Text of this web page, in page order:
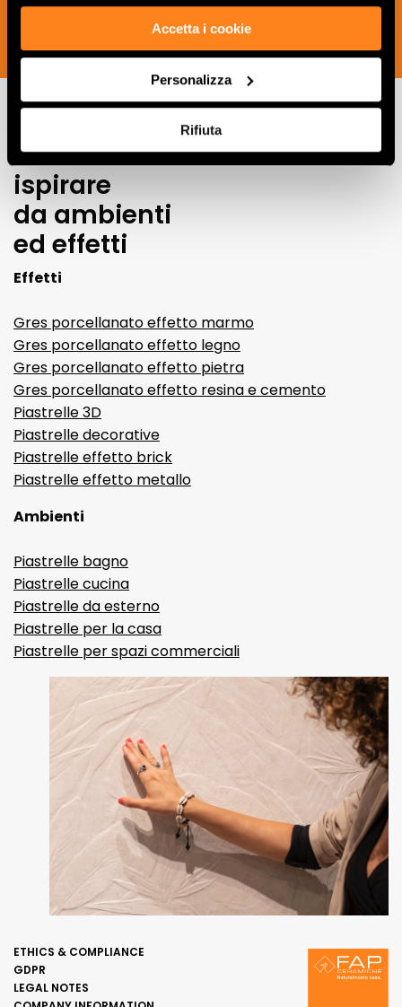
Accetta i cookie
Personalizza
Rifiuta
SUBSCRIBE NOW
Lasciati
ispirare
da ambienti
ed effetti
Effetti
Gres porcellanato effetto marmo
Gres porcellanato effetto legno
Gres porcellanato effetto pietra
Gres porcellanato effetto resina e cemento
Piastrelle 3D
Piastrelle decorative
Piastrelle effetto brick
Piastrelle effetto metallo
Ambienti
Piastrelle bagno
Piastrelle cucina
Piastrelle da esterno
Piastrelle per la casa
Piastrelle per spazi commerciali
ETHICS & COMPLIANCE
GDPR
LEGAL NOTES